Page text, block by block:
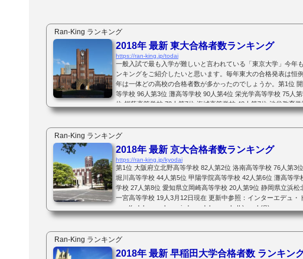
Ran-King ランキング
2018年 最新 東大合格者数ランキング
https://ran-king.jp/todai
一般入試で最も入学が難しいと言われている「東京大学」今年
ンキングをご紹介したいと思います。毎年東大の合格発表は恒
年は一体どの高校の合格者数が多かったのでしょうか。第1位
等学校 96人第3位 灘高等学校 90人第4位 栄光学高等学校 75人
位 桜蔭高等学校 72人第7位 海城高等学校 48人第7位 渋谷教育
校 47人第9位 駒場東邦高等学校 46人第11位 浅野学園高等学校
Ran-King ランキング
2018年 最新 京大合格者数ランキング
https://ran-king.jp/kyodai
第1位 大阪府立北野高等学校 82人第2位 洛南高等学校 76人第3
堀川高等学校 44人第5位 甲陽学院高等学校 42人第6位 灘高等
学校 27人第8位 愛知県立岡崎高等学校 20人第9位 静岡県立浜松
一宮高等学校 19人3月12日現在 更新中参照：インターエデュ・
com/(adsbygoogle = window.adsbygoogle || ).push({});
Ran-King ランキング
2018年 最新 早稲田大学合格者数 ランキン